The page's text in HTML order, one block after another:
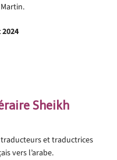
Sheikh
traducteurs et traductrices
vers l’arabe.